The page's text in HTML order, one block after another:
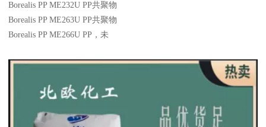
Borealis PP ME232U PP共聚物
Borealis PP ME263U PP共聚物
Borealis PP ME266U PP ，未